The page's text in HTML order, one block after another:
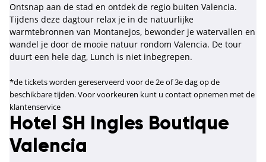
Ontsnap aan de stad en ontdek de regio buiten Valencia.
Tijdens deze dagtour relax je in de natuurlijke
warmtebronnen van Montanejos, bewonder je watervallen en
wandel je door de mooie natuur rondom Valencia. De tour
duurt een hele dag, Lunch is niet inbegrepen.
*de tickets worden gereserveerd voor de 2e of 3e dag op de
beschikbare tijden. Voor voorkeuren kunt u contact opnemen met de
klantenservice
Hotel SH Ingles Boutique
Valencia